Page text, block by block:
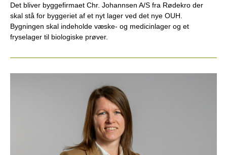
Det bliver byggefirmaet Chr. Johannsen A/S fra Rødekro der
skal stå for byggeriet af et nyt lager ved det nye OUH.
Bygningen skal indeholde væske- og medicinlager og et
fryselager til biologiske prøver.